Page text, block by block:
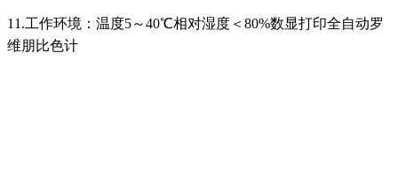
11.工作环境：温度5～40℃相对湿度＜80%数显打印全自动罗
维朋比色计